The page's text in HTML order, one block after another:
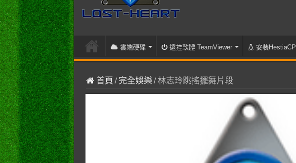
雲端硬碟 遠控軟體 TeamViewer 安裝HestiaCP
首頁 / 完全娛樂 /林志玲跳搖擺舞片段